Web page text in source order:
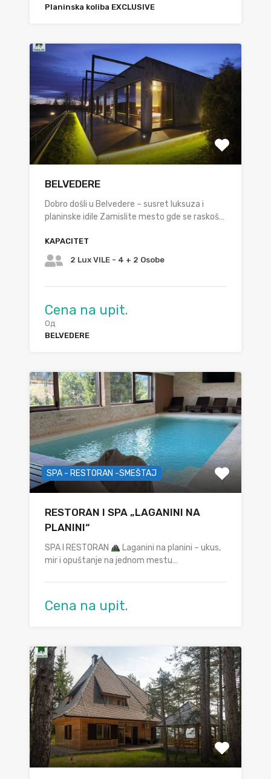
Planinska koliba EXCLUSIVE
BELVEDERE
Dobro došli u Belvedere – susret luksuza i
planinske idile Zamislite mesto gde se raskoš…
KAPACITET
2 Lux VILE - 4 + 2 Osobe
Cena na upit.
Од
BELVEDERE
SPA - RESTORAN -SMEŠTAJ
RESTORAN I SPA „LAGANINI NA
PLANINI“
SPA I RESTORAN
Laganini na planini – ukus,
mir i opuštanje na jednom mestu…
Cena na upit.